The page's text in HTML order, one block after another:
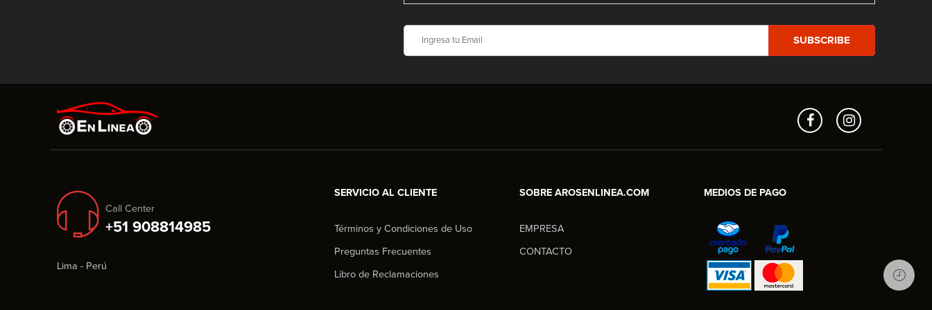
Call Center
+51 908814985
Lima - Perú
SERVICIO AL CLIENTE
Términos y Condiciones de Uso
Preguntas Frecuentes
Libro de Reclamaciones
SOBRE AROSENLINEA.COM
EMPRESA
CONTACTO
MEDIOS DE PAGO
Aros en Línea
Asesor Comercial